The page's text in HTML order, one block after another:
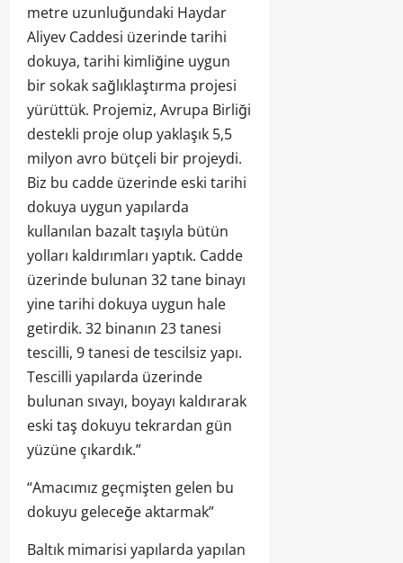
metre uzunluğundaki Haydar
Aliyev Caddesi üzerinde tarihi
dokuya, tarihi kimliğine uygun
bir sokak sağlıklaştırma projesi
yürüttük. Projemiz, Avrupa Birliği
destekli proje olup yaklaşık 5,5
milyon avro bütçeli bir projeydi.
Biz bu cadde üzerinde eski tarihi
dokuya uygun yapılarda
kullanılan bazalt taşıyla bütün
yolları kaldırımları yaptık. Cadde
üzerinde bulunan 32 tane binayı
yine tarihi dokuya uygun hale
getirdik. 32 binanın 23 tanesi
tescilli, 9 tanesi de tescilsiz yapı.
Tescilli yapılarda üzerinde
bulunan sıvayı, boyayı kaldırarak
eski taş dokuyu tekrardan gün
yüzüne çıkardık.”
“Amacımız geçmişten gelen bu
dokuyu geleceğe aktarmak”
Baltık mimarisi yapılarda yapılan